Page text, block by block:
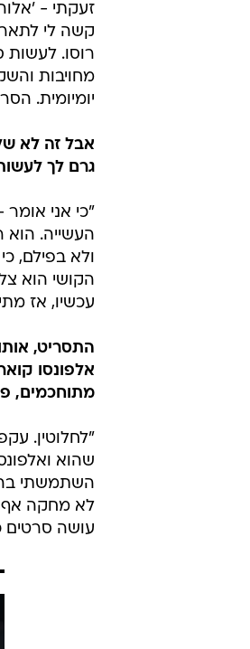
זעקתי -
קשה לי
רוסו. לעשות
מחויבות
יומיומית.
אבל זה לא
גרם לך
"כי אני
העשייה. הוא
ולא בפילם,
הקושי הוא
עכשיו, אז
התסריט,
אלפונסו
מתוחכמים,
"לחלוטין.
שהוא
השתמשתי
לא מחקה אף
עושה סרטים